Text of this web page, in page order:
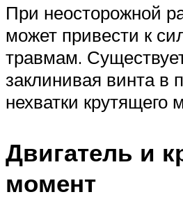
При неосторожной
может привести к
травмам.
заклинивая винта в
нехватки крутящего
Двигатель и
момент